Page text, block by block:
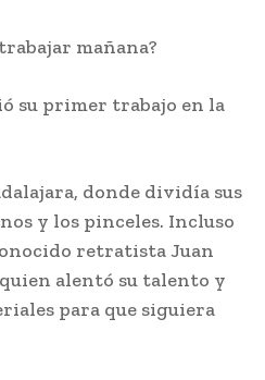
mañana?
su primer trabajo en la
donde dividía sus
y los pinceles. Incluso
retratista Juan
alentó su talento y
para que siguiera